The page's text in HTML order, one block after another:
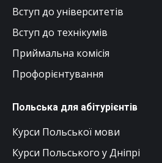
Вступ до університетів
Вступ до технікумів
Приймальна комісія
Профорієнтування
Польська для абітурієнтів
Курси Польської мови
Курси Польського у Дніпрі